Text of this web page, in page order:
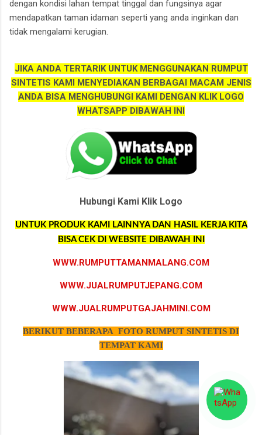
dengan kondisi lahan tempat tinggal dan fungsinya agar
mendapatkan taman idaman seperti yang anda inginkan dan
tidak mengalami kerugian.
JIKA ANDA TERTARIK UNTUK MENGGUNAKAN RUMPUT
SINTETIS KAMI MENYEDIAKAN BERBAGAI MACAM JENIS
ANDA BISA MENGHUBUNGI KAMI DENGAN KLIK LOGO
WHATSAPP DIBAWAH INI
Hubungi Kami Klik Logo
UNTUK PRODUK KAMI LAINNYA DAN HASIL KERJA KITA
BISA CEK DI WEBSITE DIBAWAH INI
WWW.RUMPUTTAMANMALANG.COM
WWW.JUALRUMPUTJEPANG.COM
WWW.JUALRUMPUTGAJAHMINI.COM
BERIKUT BEBERAPA FOTO RUMPUT SINTETIS DI
TEMPAT KAMI